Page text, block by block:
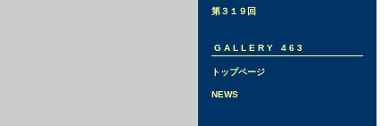
第３１９回
GALLERY 463
トップページ
NEWS